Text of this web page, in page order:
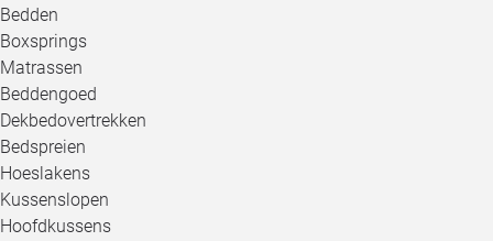
Bedden
Boxsprings
Matrassen
Beddengoed
Dekbedovertrekken
Bedspreien
Hoeslakens
Kussenslopen
Hoofdkussens